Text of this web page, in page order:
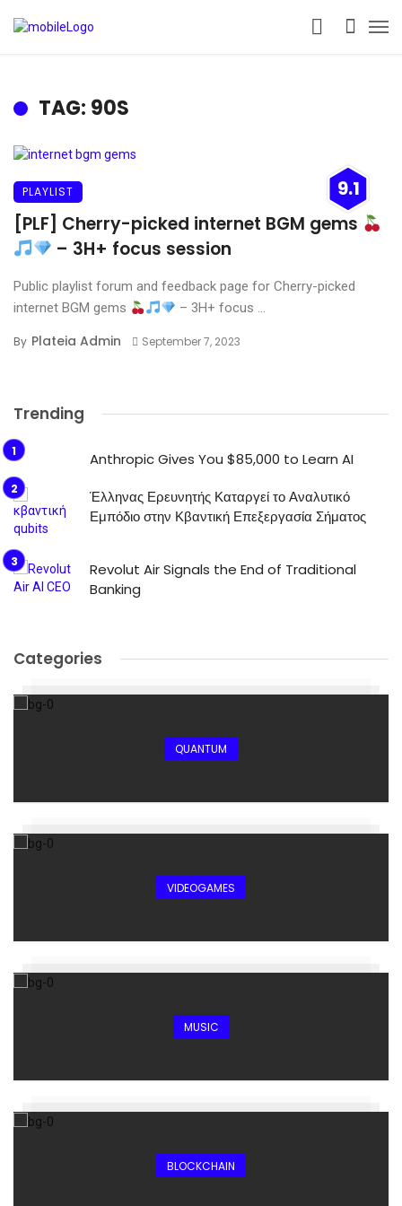
TAG: 90S
9.1
PLAYLIST
[PLF] Cherry-picked internet BGM gems
– 3H+ focus session
Public playlist forum and feedback page for Cherry-picked
internet BGM gems
– 3H+ focus ...
By Plateia Admin September 7, 2023
Trending
Anthropic Gives You $85,000 to Learn AI
Έλληνας Ερευνητής Καταργεί το Αναλυτικό
Εμπόδιο στην Κβαντική Επεξεργασία Σήματος
Revolut Air Signals the End of Traditional
Banking
Categories
QUANTUM
VIDEOGAMES
MUSIC
BLOCKCHAIN